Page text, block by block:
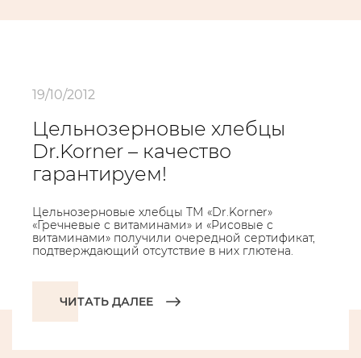
19/10/2012
Цельнозерновые хлебцы
Dr.Korner – качество
гарантируем!
Цельнозерновые хлебцы ТМ «Dr.Korner»
«Гречневые с витаминами» и «Рисовые с
витаминами» получили очередной сертификат,
подтверждающий отсутствие в них глютена.
ЧИТАТЬ ДАЛЕЕ